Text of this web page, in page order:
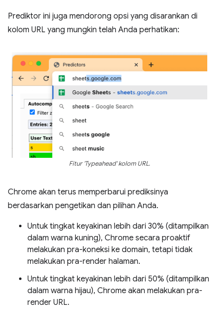
Prediktor ini juga mendorong opsi yang disarankan di
kolom URL yang mungkin telah Anda perhatikan:
Fitur 'Typeahead' kolom URL.
Chrome akan terus memperbarui prediksinya
berdasarkan pengetikan dan pilihan Anda.
Untuk tingkat keyakinan lebih dari 30% (ditampilkan
dalam warna kuning), Chrome secara proaktif
melakukan pra-koneksi ke domain, tetapi tidak
melakukan pra-render halaman.
Untuk tingkat keyakinan lebih dari 50% (ditampilkan
dalam warna hijau), Chrome akan melakukan pra-
render URL.